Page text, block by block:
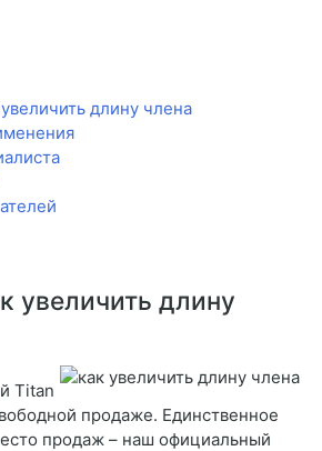
длину члена
увеличить длину
Titan
продаже. Единственное
продаж – наш официальный